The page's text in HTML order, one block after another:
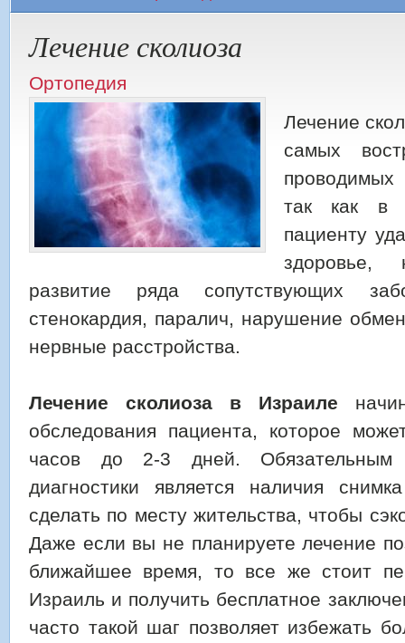
Лечение сколиоза
Ортопедия
Лечение
самых
проводимых
так как в
пациенту
здоровье,
развитие ряда сопутствующих
стенокардия, паралич, нарушение
нервные расстройства.
Лечение сколиоза в Израиле
обследования пациента, которое
часов до 2-3 дней. Обязательным
диагностики является наличия
сделать по месту жительства, чтобы
Даже если вы не планируете лечение
ближайшее время, то все же стоит
Израиль и получить бесплатное
часто такой шаг позволяет избежать